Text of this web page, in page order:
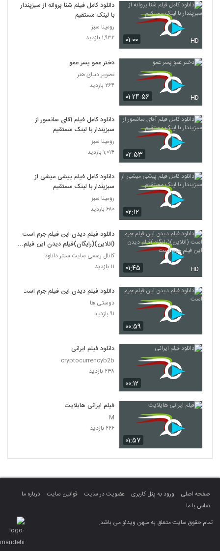
۰۱:۰۰ HD
دانلود کامل فیلم شنا پروانه از سبزپندار
با لینک مستقیم
رومینا سبز
۱,۹۳۲ بازدید
۰۱:۲۴:۵۶ HD
دختر عمو پسر عمو
تصویر دنیای هنر
۲۶۴ بازدید
۰۲:۵۳
دانلود کامل فیلم آقای سانسور از
سبزپندار با لینک مستقیم
رومینا سبز
۱,۰۱۴ بازدید
۰۲:۱۲
دانلود کامل فیلم پیشی میشی از
سبزپندار با لینک مستقیم
رومینا سبز
۶۸۰ بازدید
۰۱:۴۵ HD
دانلود فیلم دیدن این فیلم جرم است
(انلاین)(رایگان)فیلم دیدن این فیلم
جرم است
کانال رسمی سایت سنتر دانلود
۱۱ بازدید
۰۰:۵۹
دانلود فیلم دیدن این فیلم جرم است
دوستی ها
۹۱ بازدید
۰۰:۱۲
دانلود فیلم ایرانی
cryptocurrencyb2b
۲۳۸ بازدید
۰۱:۵۷
فیلم ایرانی هایلایت
M
۲۲۶ بازدید
صفحه اصلی ورود به پنل کاربری عضویت در سایت قوانین سایت
درباره ما
تماس با ما
تمام حقوق سایت متعلق به میهن ویدئو می باشد.